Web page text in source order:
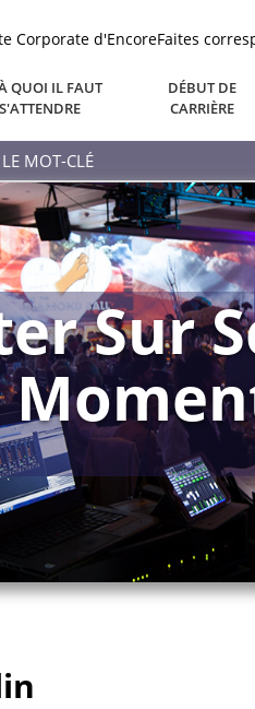
Corporate d'EncoreFaites
QUOI IL FAUT
S'ATTENDRE
DÉBUT DE
CARRIÈRE
Sur